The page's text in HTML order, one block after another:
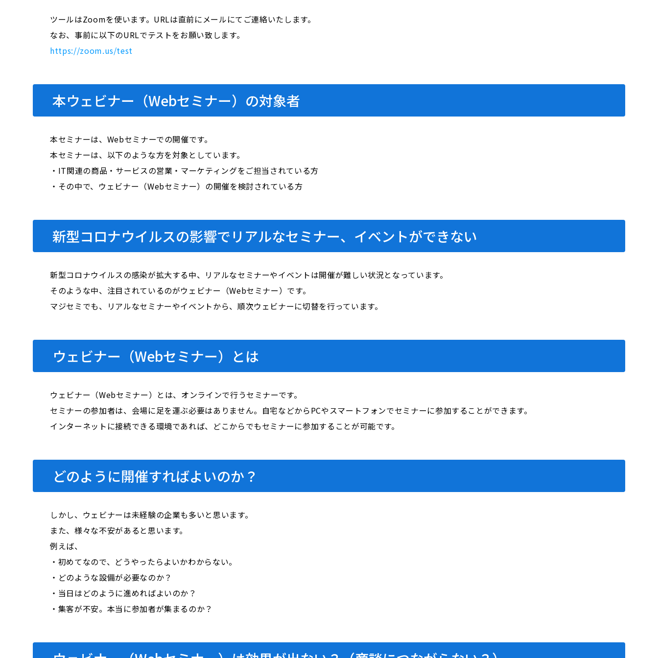
ツールはZoomを使います。URLは直前にメールにてご連絡いたします。
なお、事前に以下のURLでテストをお願い致します。
https://zoom.us/test
本ウェビナー（Webセミナー）の対象者
本セミナーは、Webセミナーでの開催です。
本セミナーは、以下のような方を対象としています。
・IT関連の商品・サービスの営業・マーケティングをご担当されている方
・その中で、ウェビナー（Webセミナー）の開催を検討されている方
新型コロナウイルスの影響でリアルなセミナー、イベントができない
新型コロナウイルスの感染が拡大する中、リアルなセミナーやイベントは開催が難しい状況となっています。
そのような中、注目されているのがウェビナー（Webセミナー）です。
マジセミでも、リアルなセミナーやイベントから、順次ウェビナーに切替を行っています。
ウェビナー（Webセミナー）とは
ウェビナー（Webセミナー）とは、オンラインで行うセミナーです。
セミナーの参加者は、会場に足を運ぶ必要はありません。自宅などからPCやスマートフォンでセミナーに参加することができます。
インターネットに接続できる環境であれば、どこからでもセミナーに参加することが可能です。
どのように開催すればよいのか？
しかし、ウェビナーは未経験の企業も多いと思います。
また、様々な不安があると思います。
例えば、
・初めてなので、どうやったらよいかわからない。
・どのような設備が必要なのか？
・当日はどのように進めればよいのか？
・集客が不安。本当に参加者が集まるのか？